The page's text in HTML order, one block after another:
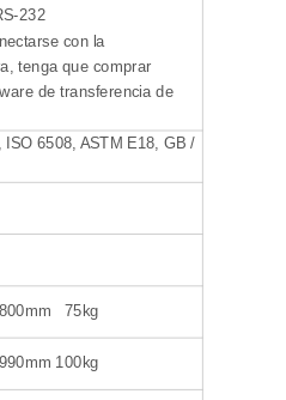
232
con la
tenga que comprar
de transferencia de
ISO 6508, ASTM E18, GB /
75kg
100kg